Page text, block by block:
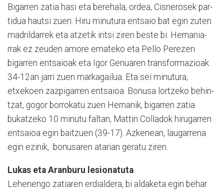
Bigarren zatia hasi eta bere­hala, ordea, Cisnerosek par­
tidua hautsi zuen. Hiru minu­tura en­tsaio bat egin zuten
madril­da­rrek eta atzetik iritsi zi­ren beste bi. Herna­nia­
rrak ez zeu­den amo­re emateko eta Pello Perezen
bigarren entsaioak eta Igor Ge­nuaren transformazioak
34-12an jarri zuen markagailua. Eta sei minutura,
etxekoen zaz­piga­rren entsaioa. Bonusa lor­­tzeko behin­­
tzat, gogor borrokatu zuen Her­na­nik, bigarren zatia
bukatzeko 10 minutu faltan, Ma­ttin Colla­dok hirugarren
entsai­oa egin baitzuen (39-17). Azkenean, lau­garrena
egin ezi­nik, bonusaren atarian geratu ziren.
Lukas eta Aranburu lesionatuta
Lehenengo zatiaren erdialde­ra, bi aldaketa egin behar